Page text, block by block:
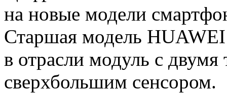
на новые модели
Старшая модель
в отрасли модуль с двумя
сверхбольшим сенсором.